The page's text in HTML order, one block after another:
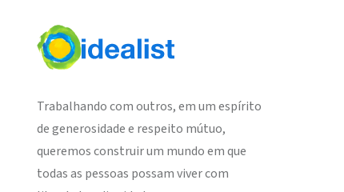
Trabalhando com outros, em um espírito
de generosidade e respeito mútuo,
queremos construir um mundo em que
todas as pessoas possam viver com